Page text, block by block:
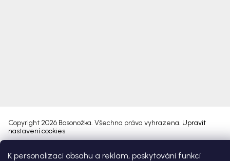
K personalizaci obsahu a reklam, poskytování funkcí
Vytvořil Shoptet Premium
Copyright 2026 Bosonožka. Všechna práva vyhrazena. Upravit
nastavení cookies